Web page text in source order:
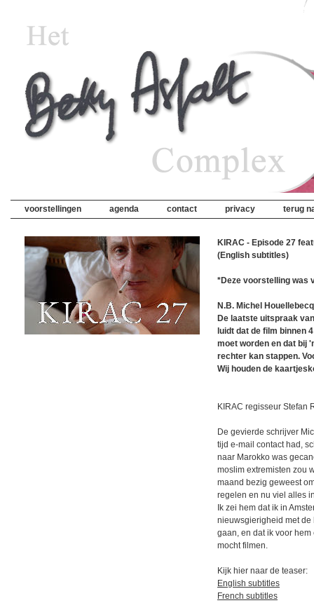
voorstellingen agenda contact privacy terug
KIRAC - Episode 27
(English subtitles)
*Deze voorstelling was
N.B. Michel
De laatste uitspraak
luidt dat de film binnen
moet worden en dat bij
rechter kan stappen.
Wij houden de
KIRAC regisseur
De gevierde schrijver
tijd e-mail contact had,
naar Marokko was
moslim extremisten zou
maand bezig geweest
regelen en nu viel alles
Ik zei hem dat ik in
nieuwsgierigheid met
gaan, en dat ik voor
mocht filmen.
Kijk hier naar de teaser:
English subtitles
French subtitles